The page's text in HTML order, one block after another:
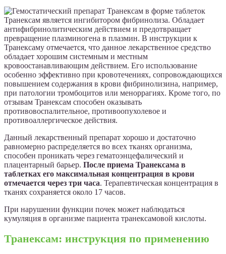
Транексам является ингибитором фибринолиза. Обладает
антифибринолитическим действием и предотвращает
превращение плазминогена в плазмин. В инструкции к
Транексаму отмечается, что данное лекарственное средство
обладает хорошим системным и местным
кровоостанавливающим действием. Его использование
особенно эффективно при кровотечениях, сопровождающихся
повышением содержания в крови фибринолизина, например,
при патологии тромбоцитов или меноррагиях. Кроме того, по
отзывам Транексам способен оказывать
противовоспалительное, противоопухолевое и
противоаллергическое действия.
Данный лекарственный препарат хорошо и достаточно
равномерно распределяется во всех тканях организма,
способен проникать через гематоэнцефалический и
плацентарный барьер. После приема Транексама в
таблетках его максимальная концентрация в крови
отмечается через три часа. Терапевтическая концентрация в
тканях сохраняется около 17 часов.
При нарушении функции почек может наблюдаться
кумуляция в организме пациента транексамовой кислоты.
Транексам: инструкция по применению